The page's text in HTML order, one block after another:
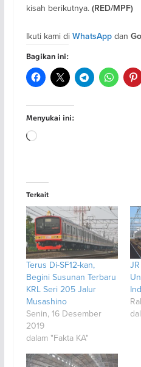
kisah berikutnya. (RED/MPF)
Ikuti kami di WhatsAppdan
Bagikan ini:
Menyukai ini:
Memuat...
Terkait
Terus Di-SF12-kan,
Begini Susunan Terbaru
KRL Seri 205 Jalur
Musashino
Senin, 16 Desember
2019
dalam "Fakta KA"